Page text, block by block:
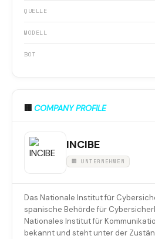
QUELLE
MODELL
BOT
🏢 COMPANY PROFILE
INCIBE
🏢 UNTERNEHMEN
Das Nationale Institut für
spanische Behörde für
Nationales Institut für
bekannt und steht unter der